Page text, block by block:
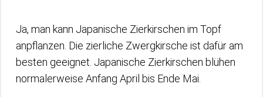
Ja, man kann Japanische Zierkirschen im Topf
anpflanzen. Die zierliche Zwergkirsche ist dafür am
besten geeignet. Japanische Zierkirschen blühen
normalerweise Anfang April bis Ende Mai.